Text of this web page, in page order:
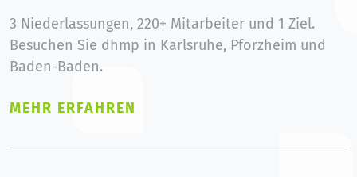
3 Niederlassungen, 220+ Mitarbeiter und 1 Ziel.
Besuchen Sie dhmp in Karlsruhe, Pforzheim und
Baden-Baden.
MEHR ERFAHREN